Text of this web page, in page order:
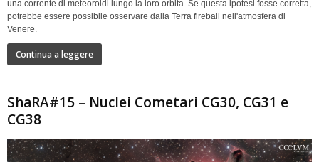
una corrente di meteoroidi lungo la loro orbita. Se questa ipotesi fosse corretta,
potrebbe essere possibile osservare dalla Terra fireball nell'atmosfera di
Venere.
Continua a leggere
ShaRA#15 – Nuclei Cometari CG30, CG31 e
CG38